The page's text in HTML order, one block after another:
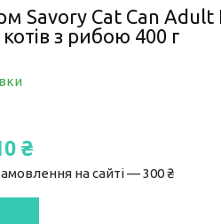
Savory Cat Can Adult
з рибою 400 г
₴
на сайті — 300 ₴